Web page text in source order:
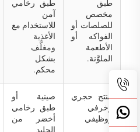
طبق
مخصص
للصلصات أو
الفواكه أو
الأطعمة
الملوَّنة.
طبق رخامي
آمن
للاستخدام مع
الأغذية
ومغلَّف
بشكل
محكم.
منتج حجري
زخرفي
ووظيفي
صينية أو
طبق رخامي
أخضر من
الجليد